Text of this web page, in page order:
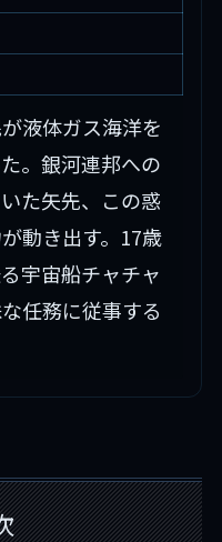
液体ガス海洋を
。銀河連邦への
た矢先、この惑
動き出す。17歳
宇宙船チャチャ
任務に従事する